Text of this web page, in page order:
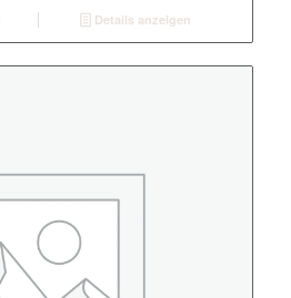
Details anzeigen